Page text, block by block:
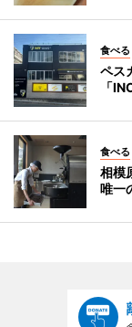
食べる
ペス
「
食べる
相模
唯一